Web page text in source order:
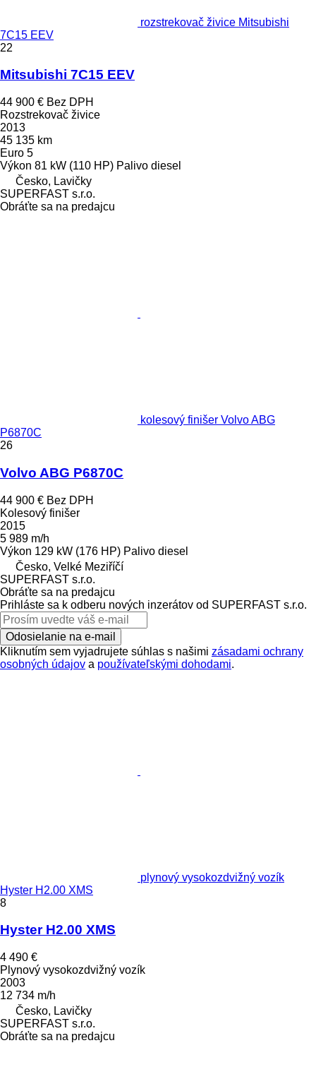
rozstrekovač živice Mitsubishi
7C15 EEV
22
Mitsubishi 7C15 EEV
44 900 € Bez DPH
Rozstrekovač živice
2013
45 135 km
Euro 5
Výkon 81 kW (110 HP) Palivo diesel
Česko, Lavičky
SUPERFAST s.r.o.
Obráťte sa na predajcu
kolesový finišer Volvo ABG
P6870C
26
Volvo ABG P6870C
44 900 € Bez DPH
Kolesový finišer
2015
5 989 m/h
Výkon 129 kW (176 HP) Palivo diesel
Česko, Velké Meziříčí
SUPERFAST s.r.o.
Obráťte sa na predajcu
Prihláste sa k odberu nových inzerátov od SUPERFAST s.r.o.
Odosielanie na e-mail
Kliknutím sem vyjadrujete súhlas s našimi zásadami ochrany
osobných údajov a používateľskými dohodami.
plynový vysokozdvižný vozík
Hyster H2.00 XMS
8
Hyster H2.00 XMS
4 490 €
Plynový vysokozdvižný vozík
2003
12 734 m/h
Česko, Lavičky
SUPERFAST s.r.o.
Obráťte sa na predajcu